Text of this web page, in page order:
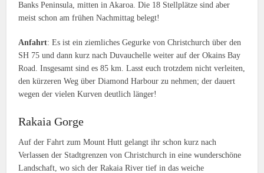
Banks Peninsula, mitten in Akaroa. Die 18 Stellplätze sind aber
meist schon am frühen Nachmittag belegt!
Anfahrt: Es ist ein ziemliches Gegurke von Christchurch über den
SH 75 und dann kurz nach Duvauchelle weiter auf der Okains Bay
Road. Insgesamt sind es 85 km. Lasst euch trotzdem nicht verleiten,
den kürzeren Weg über Diamond Harbour zu nehmen; der dauert
wegen der vielen Kurven deutlich länger!
Rakaia Gorge
Auf der Fahrt zum Mount Hutt gelangt ihr schon kurz nach
Verlassen der Stadtgrenzen von Christchurch in eine wunderschöne
Landschaft, wo sich der Rakaia River tief in das weiche